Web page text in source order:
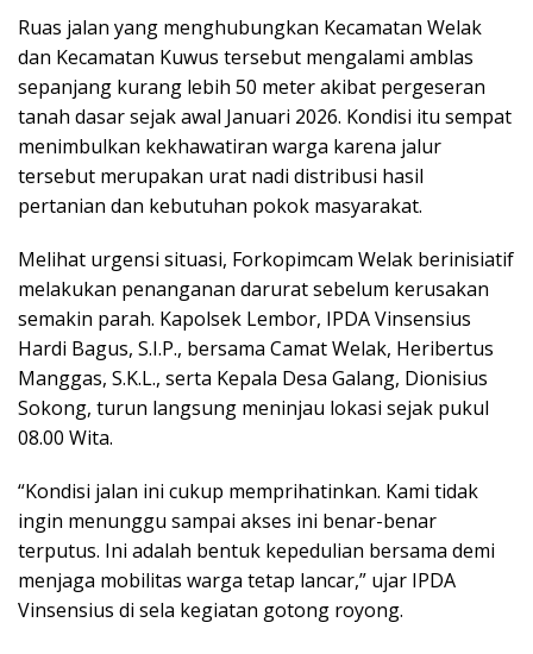
Ruas jalan yang menghubungkan Kecamatan Welak
dan Kecamatan Kuwus tersebut mengalami amblas
sepanjang kurang lebih 50 meter akibat pergeseran
tanah dasar sejak awal Januari 2026. Kondisi itu sempat
menimbulkan kekhawatiran warga karena jalur
tersebut merupakan urat nadi distribusi hasil
pertanian dan kebutuhan pokok masyarakat.
Melihat urgensi situasi, Forkopimcam Welak berinisiatif
melakukan penanganan darurat sebelum kerusakan
semakin parah. Kapolsek Lembor, IPDA Vinsensius
Hardi Bagus, S.I.P., bersama Camat Welak, Heribertus
Manggas, S.K.L., serta Kepala Desa Galang, Dionisius
Sokong, turun langsung meninjau lokasi sejak pukul
08.00 Wita.
“Kondisi jalan ini cukup memprihatinkan. Kami tidak
ingin menunggu sampai akses ini benar-benar
terputus. Ini adalah bentuk kepedulian bersama demi
menjaga mobilitas warga tetap lancar,” ujar IPDA
Vinsensius di sela kegiatan gotong royong.